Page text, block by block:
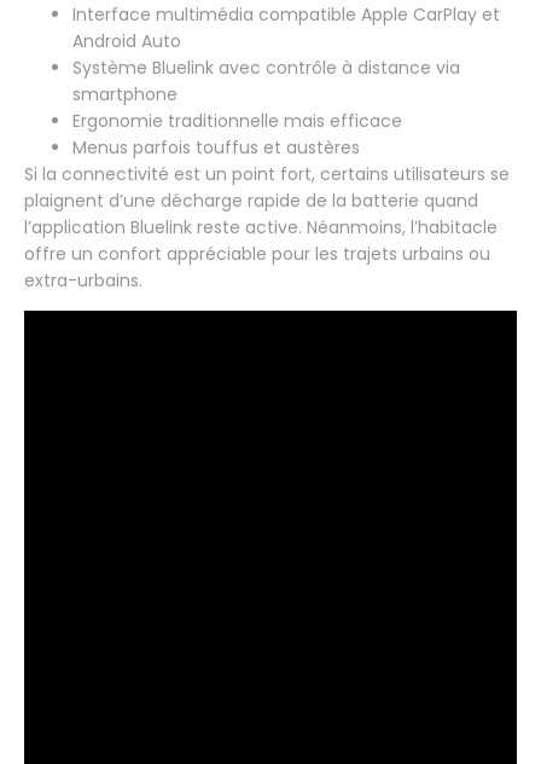
Interface multimédia compatible Apple CarPlay et
Android Auto
Système Bluelink avec contrôle à distance via
smartphone
Ergonomie traditionnelle mais efficace
Menus parfois touffus et austères
Si la connectivité est un point fort, certains utilisateurs se
plaignent d’une décharge rapide de la batterie quand
l’application Bluelink reste active. Néanmoins, l’habitacle
offre un confort appréciable pour les trajets urbains ou
extra-urbains.